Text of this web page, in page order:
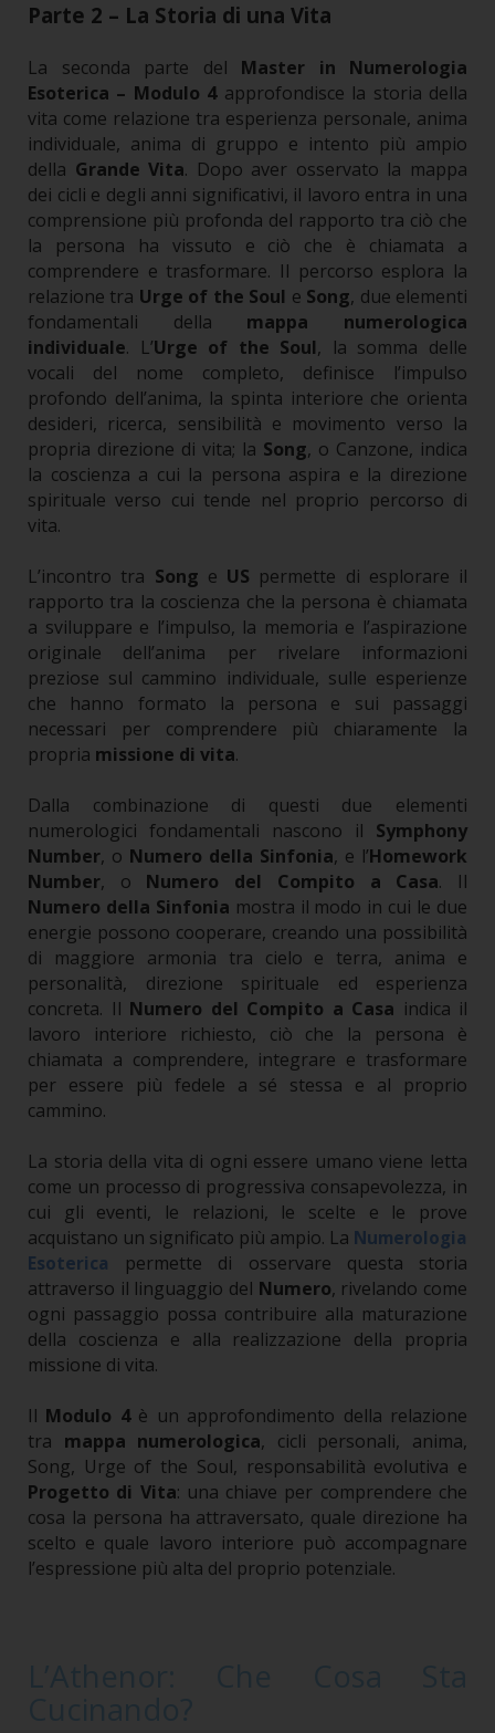
Parte 2 – La Storia di una Vita
La seconda parte del Master in Numerologia
Esoterica – Modulo 4approfondisce la storia della
vita come relazione tra esperienza personale, anima
individuale, anima di gruppo e intento più ampio
della Grande Vita. Dopo aver osservato la mappa
dei cicli e degli anni significativi, il lavoro entra in una
comprensione più profonda del rapporto tra ciò che
la persona ha vissuto e ciò che è chiamata a
comprendere e trasformare. Il percorso esplora la
relazione tra Urge of the Soul e Song, due elementi
fondamentali della mappa numerologica
individuale. L’Urge of the Soul, la somma delle
vocali del nome completo, definisce l’impulso
profondo dell’anima, la spinta interiore che orienta
desideri, ricerca, sensibilità e movimento verso la
propria direzione di vita; la Song, o Canzone, indica
la coscienza a cui la persona aspira e la direzione
spirituale verso cui tende nel proprio percorso di
vita.
L’incontro tra Song e US permette di esplorare il
rapporto tra la coscienza che la persona è chiamata
a sviluppare e l’impulso, la memoria e l’aspirazione
originale dell’anima per rivelare informazioni
preziose sul cammino individuale, sulle esperienze
che hanno formato la persona e sui passaggi
necessari per comprendere più chiaramente la
propria missione di vita.
Dalla combinazione di questi due elementi
numerologici fondamentali nascono il Symphony
Number, o Numero della Sinfonia, e l’Homework
Number, o Numero del Compito a Casa. Il
Numero della Sinfonia mostra il modo in cui le due
energie possono cooperare, creando una possibilità
di maggiore armonia tra cielo e terra, anima e
personalità, direzione spirituale ed esperienza
concreta. Il Numero del Compito a Casa indica il
lavoro interiore richiesto, ciò che la persona è
chiamata a comprendere, integrare e trasformare
per essere più fedele a sé stessa e al proprio
cammino.
La storia della vita di ogni essere umano viene letta
come un processo di progressiva consapevolezza, in
cui gli eventi, le relazioni, le scelte e le prove
acquistano un significato più ampio. La Numerologia
Esoterica
permette di osservare questa storia
attraverso il linguaggio del Numero, rivelando come
ogni passaggio possa contribuire alla maturazione
della coscienza e alla realizzazione della propria
missione di vita.
Il Modulo 4è un approfondimento della relazione
tra mappa numerologica, cicli personali, anima,
Song, Urge of the Soul, responsabilità evolutiva e
Progetto di Vita: una chiave per comprendere che
cosa la persona ha attraversato, quale direzione ha
scelto e quale lavoro interiore può accompagnare
l’espressione più alta del proprio potenziale.